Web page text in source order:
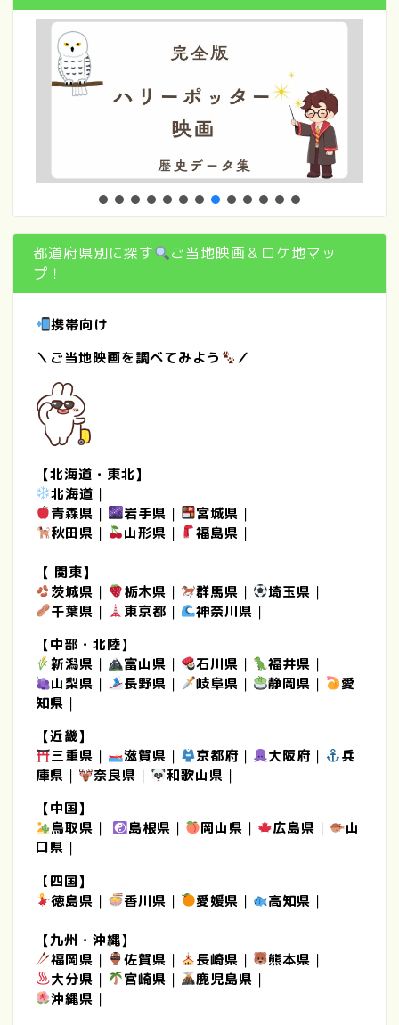
都道府県別に探す
ご当地映画＆ロケ地マッ
プ！
携帯向け
＼ご当地映画を調べてみよう
／
【北海道・東北】
北海道 ｜
青森県 ｜ 岩手県 ｜ 宮城県 ｜
秋田県 ｜ 山形県 ｜ 福島県 ｜
【 関東】
茨城県 ｜ 栃木県 ｜ 群馬県 ｜ 埼玉県 ｜
千葉県 ｜ 東京都 ｜ 神奈川県 ｜
【中部・北陸】
新潟県 ｜ 富山県 ｜ 石川県 ｜ 福井県 ｜
山梨県 ｜ 長野県 ｜ 岐阜県 ｜ 静岡県 ｜
愛
知県 ｜
【近畿】
三重県 ｜ 滋賀県 ｜ 京都府 ｜ 大阪府 ｜
兵
庫県 ｜ 奈良県 ｜ 和歌山県 ｜
【中国】
鳥取県 ｜ 島根県 ｜ 岡山県 ｜ 広島県 ｜
山
口県 ｜
【四国】
徳島県 ｜ 香川県 ｜ 愛媛県 ｜ 高知県 ｜
【九州・沖縄】
福岡県 ｜ 佐賀県 ｜ 長崎県 ｜ 熊本県 ｜
大分県 ｜ 宮崎県 ｜ 鹿児島県 ｜
沖縄県 ｜